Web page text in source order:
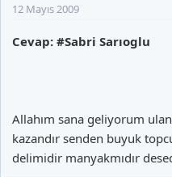
12 Mayıs 2009
Cevap: #Sabri Sarıoglu
Allahım sana geliyorum
kazandır senden buyuk
delimidir manyakmıdır